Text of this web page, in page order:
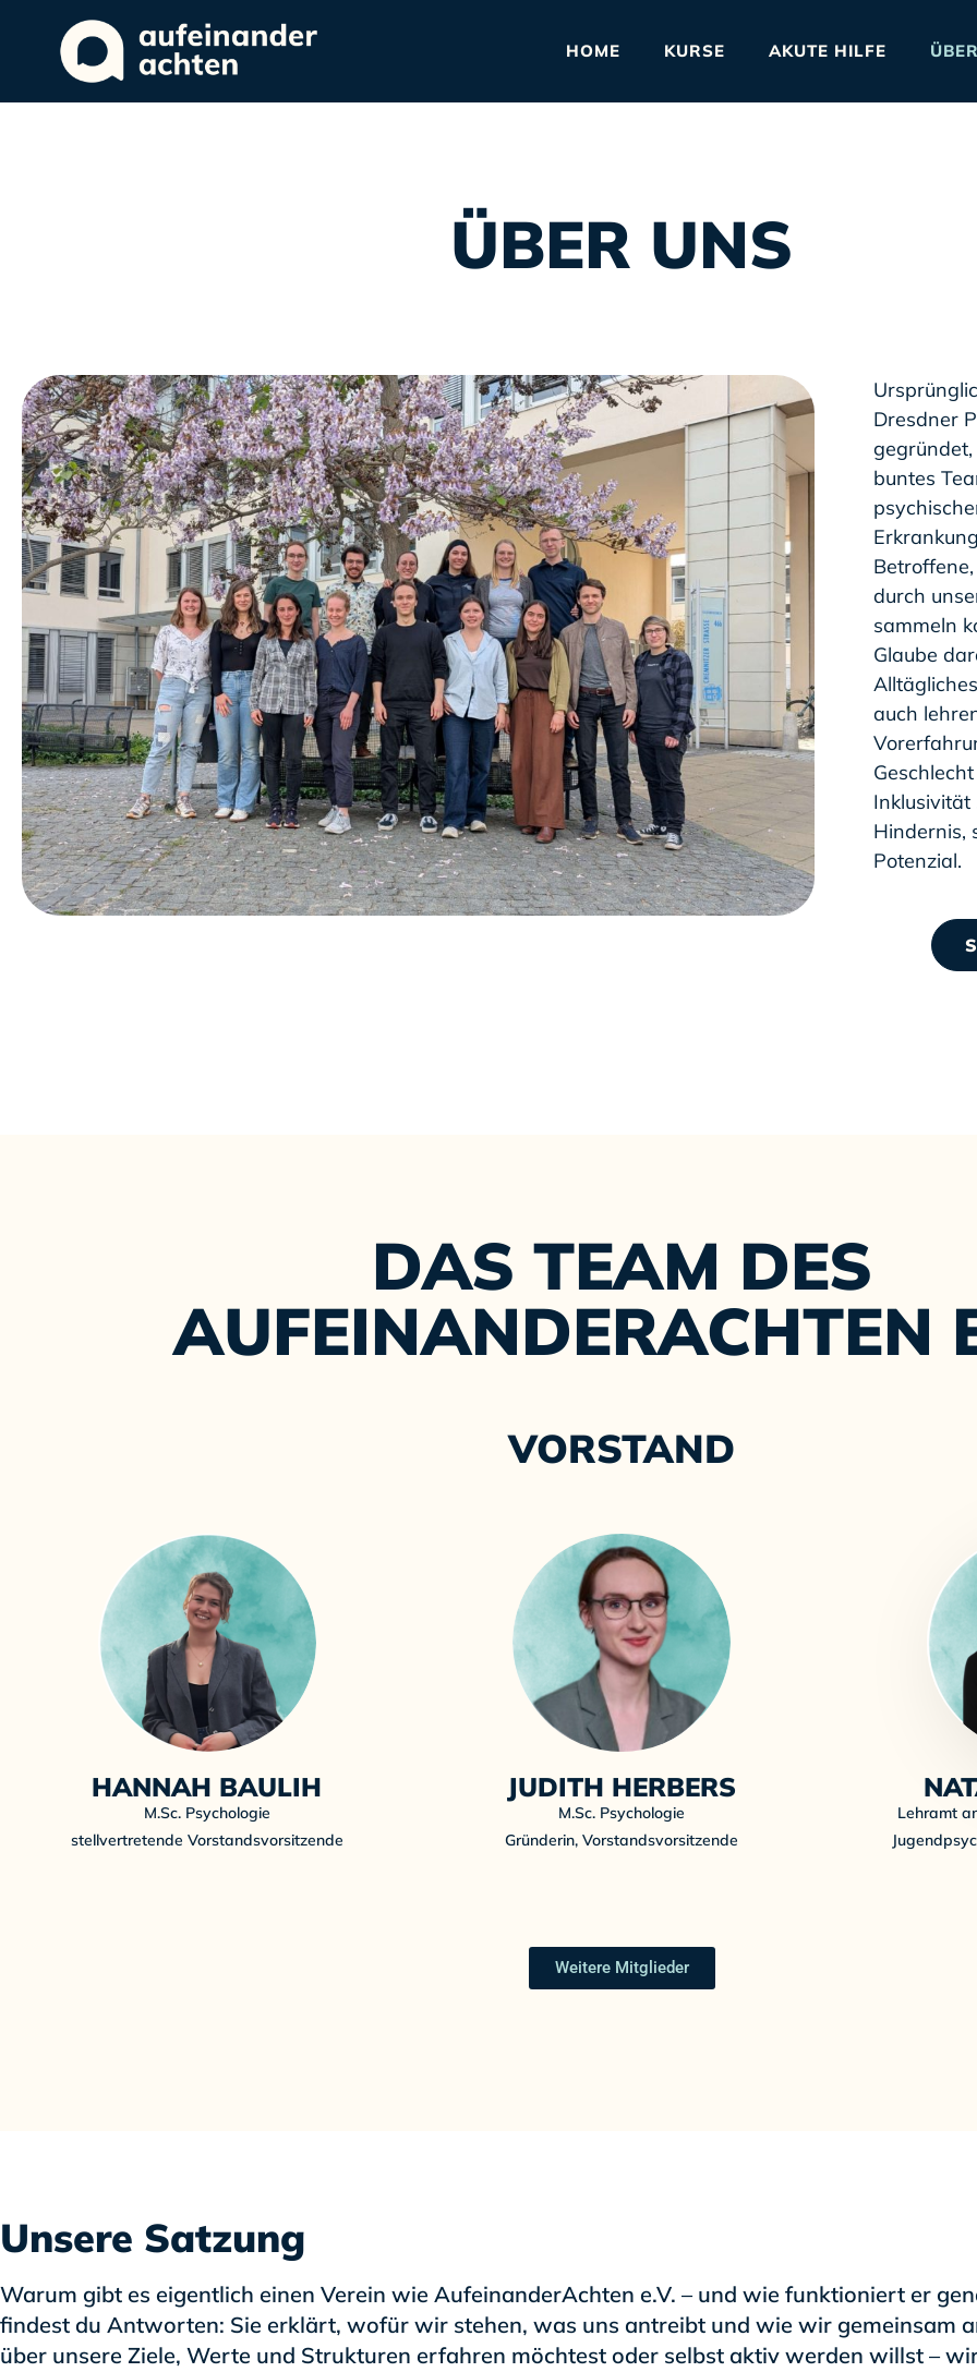
HOME KURSE AKUTE HILFE
ÜBER UNS
Dresdner
buntes
durch
sammeln
Glaube
auch
Hindernis,
Potenzial.
DAS TEAM DES
AUFEINANDERACHTEN
VORSTAND
HANNAH BAULIH
M.Sc. Psychologie
stellvertretende Vorstandsvorsitzende
JUDITH HERBERS
M.Sc. Psychologie
Gründerin, Vorstandsvorsitzende
Lehramt
Weitere Mitglieder
Unsere Satzung
Warum gibt es eigentlich einen Verein wie AufeinanderAchten e.V. – und wie funktioniert er
findest du Antworten: Sie erklärt, wofür wir stehen, was uns antreibt und wie wir gemeinsam
über unsere Ziele, Werte und Strukturen erfahren möchtest oder selbst aktiv werden willst –